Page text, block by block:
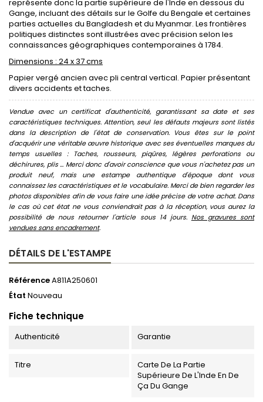
représente donc la partie supérieure de l'Inde en dessous du
Gange, incluant des détails sur le Golfe du Bengale et certaines
parties actuelles du Bangladesh et du Myanmar. Les frontières
politiques distinctes sont illustrées avec précision selon les
connaissances géographiques contemporaines à 1784.
Dimensions : 24 x 37 cms
Papier vergé ancien avec pli central vertical. Papier présentant
divers accidents et taches.
Vendue avec un certificat d'authenticité, garantissant sa date et ses
caractéristiques techniques. Attention, seul les défauts majeurs sont listés
dans la description de l'état de conservation. Vous êtes sur le point
d'acquérir une véritable œuvre historique avec ses éventuelles marques du
temps usuelles : Taches, rousseurs, piqûres, légères perforations ou
déchirures, plis ... Merci donc d'avoir conscience que vous n'achetez pas un
produit neuf, mais une estampe authentique d'époque dont vous
connaissez les caractéristiques et le vocabulaire. Merci de bien regarder les
photos disponibles afin de vous faire une idée précise de votre achat. Dans
le cas où cet état ne vous conviendrait pas à la réception, vous aurez la
possibilité de nous retourner l'article sous 14 jours. Nos gravures sont
vendues sans encadrement.
DÉTAILS DE L'ESTAMPE
RéférenceA811A250601
État Nouveau
Fiche technique
Authenticité Garantie
Titre
Carte De La Partie
Supérieure De L'Inde En De
Ça Du Gange